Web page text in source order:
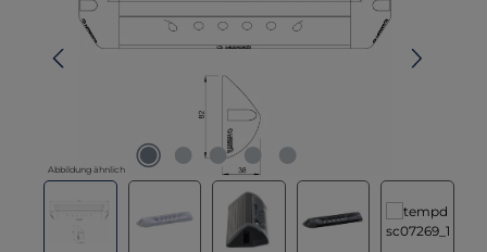
Abbildung ähnlich